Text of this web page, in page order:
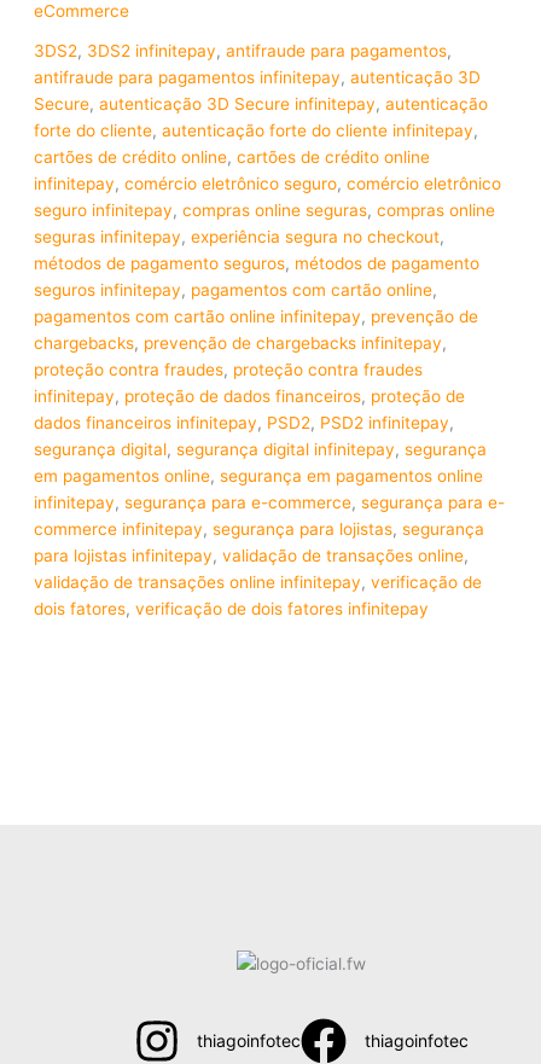
eCommerce
3DS2, 3DS2 infinitepay, antifraude para pagamentos,
antifraude para pagamentos infinitepay, autenticação 3D
Secure, autenticação 3D Secure infinitepay, autenticação
forte do cliente, autenticação forte do cliente infinitepay,
cartões de crédito online, cartões de crédito online
infinitepay, comércio eletrônico seguro, comércio eletrônico
seguro infinitepay, compras online seguras, compras online
seguras infinitepay, experiência segura no checkout,
métodos de pagamento seguros, métodos de pagamento
seguros infinitepay, pagamentos com cartão online,
pagamentos com cartão online infinitepay, prevenção de
chargebacks, prevenção de chargebacks infinitepay,
proteção contra fraudes, proteção contra fraudes
infinitepay, proteção de dados financeiros, proteção de
dados financeiros infinitepay, PSD2, PSD2 infinitepay,
segurança digital, segurança digital infinitepay, segurança
em pagamentos online, segurança em pagamentos online
infinitepay, segurança para e-commerce, segurança para e-
commerce infinitepay, segurança para lojistas, segurança
para lojistas infinitepay, validação de transações online,
validação de transações online infinitepay, verificação de
dois fatores, verificação de dois fatores infinitepay
thiagoinfotec thiagoinfotec